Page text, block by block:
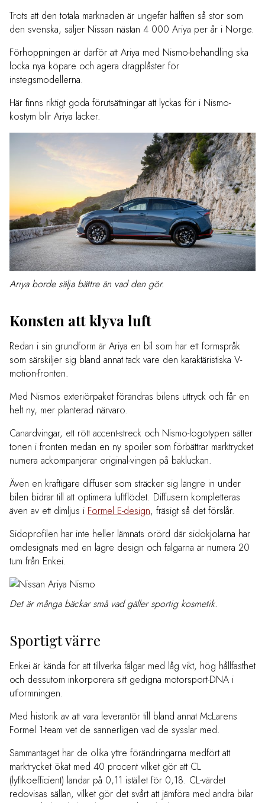
Trots att den totala marknaden är ungefär hälften så stor som
den svenska, säljer Nissan nästan 4 000 Ariya per år i Norge.
Förhoppningen är därför att Ariya med Nismo-behandling ska
locka nya köpare och agera dragplåster för
instegsmodellerna.
Här finns riktigt goda förutsättningar att lyckas för i Nismo-
kostym blir Ariya läcker.
Ariya borde sälja bättre än vad den gör.
Konsten att klyva luft
Redan i sin grundform är Ariya en bil som har ett formspråk
som särskiljer sig bland annat tack vare den karaktäristiska V-
motion-fronten.
Med Nismos exteriörpaket förändras bilens uttryck och får en
helt ny, mer planterad närvaro.
Canardvingar, ett rött accent-streck och Nismo-logotypen sätter
tonen i fronten medan en ny spoiler som förbättrar marktrycket
numera ackompanjerar original-vingen på bakluckan.
Även en kraftigare diffuser som sträcker sig längre in under
bilen bidrar till att optimera luftflödet. Diffusern kompletteras
även av ett dimljus i Formel E-design, fräsigt så det förslår.
Sidoprofilen har inte heller lämnats orörd där sidokjolarna har
omdesignats med en lägre design och fälgarna är numera 20
tum från Enkei.
Det är många bäckar små vad gäller sportig kosmetik.
Sportigt värre
Enkei är kända för att tillverka fälgar med låg vikt, hög hållfasthet
och dessutom inkorporera sitt gedigna motorsport-DNA i
utformningen.
Med historik av att vara leverantör till bland annat McLarens
Formel 1-team vet de sannerligen vad de sysslar med.
Sammantaget har de olika yttre förändringarna medfört att
marktrycket ökat med 40 procent vilket gör att CL
(lyftkoefficient) landar på 0,11 istället för 0,18. CL-värdet
redovisas sällan, vilket gör det svårt att jämföra med andra bilar